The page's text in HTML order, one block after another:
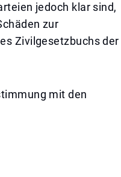
jedoch klar sind,
zur
Zivilgesetzbuchs der
mit den